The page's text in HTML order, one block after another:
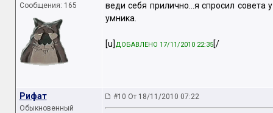
Сообщения: 165
веди себя прилично...я спросил
умника.
[u] ДОБАВЛЕНО 17/11/2010 22:35[/
Рифат
Обыкновенный
#10 От 18/11/2010 07:22